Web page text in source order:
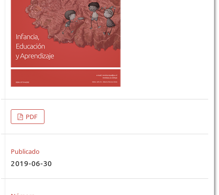
PDF
Publicado
2019-06-30